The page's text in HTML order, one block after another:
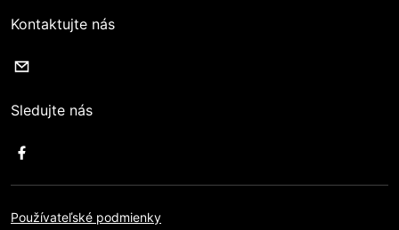
Kontaktujte nás
Sledujte nás
Používateľské podmienky